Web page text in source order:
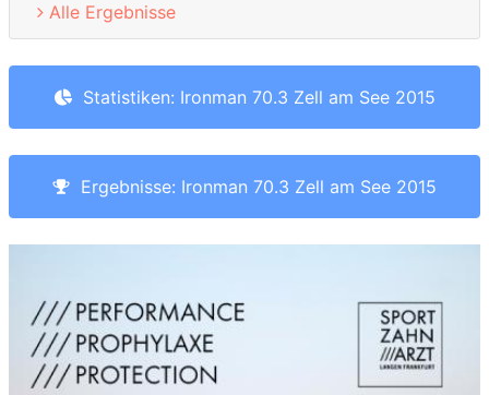
Alle Ergebnisse
Statistiken: Ironman 70.3 Zell am See 2015
Ergebnisse: Ironman 70.3 Zell am See 2015